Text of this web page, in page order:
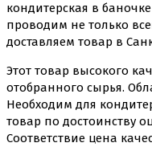
кондитерская в баночке
проводим не только
доставляем товар в
Этот товар высокого
отобранного сырья.
Необходим для
товар по достоинству
Соответствие цена